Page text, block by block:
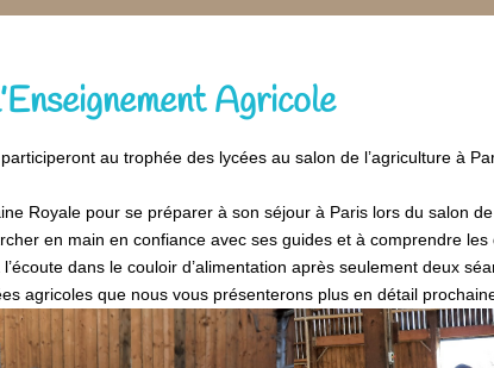
Agricole
au trophée des lycées au salon de l’agriculture à
Royale pour se préparer à son séjour à Paris lors du salon de
en main en confiance avec ses guides et à comprendre
dans le couloir d’alimentation après seulement deux
agricoles que nous vous présenterons plus en détail